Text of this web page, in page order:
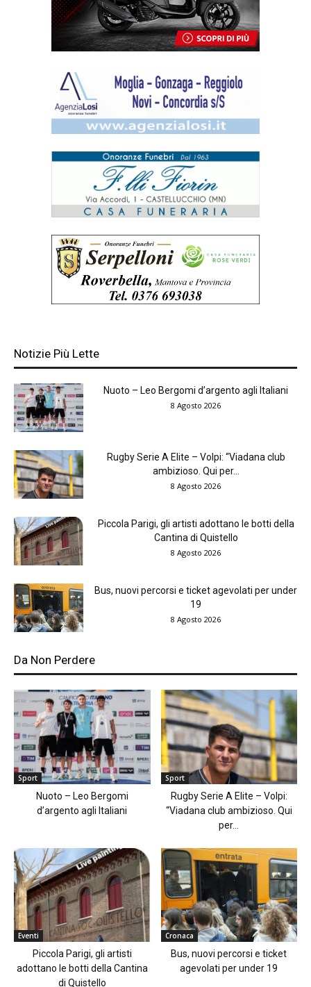
Notizie Più Lette
Nuoto – Leo Bergomi d’argento agli Italiani
8 Agosto 2026
Rugby Serie A Elite – Volpi: “Viadana club
ambizioso. Qui per...
8 Agosto 2026
Piccola Parigi, gli artisti adottano le botti della
Cantina di Quistello
8 Agosto 2026
Bus, nuovi percorsi e ticket agevolati per under
19
8 Agosto 2026
Da Non Perdere
Sport
Nuoto – Leo Bergomi
d’argento agli Italiani
Sport
Rugby Serie A Elite – Volpi:
“Viadana club ambizioso. Qui
per...
Eventi
Piccola Parigi, gli artisti
adottano le botti della Cantina
di Quistello
Cronaca
Bus, nuovi percorsi e ticket
agevolati per under 19